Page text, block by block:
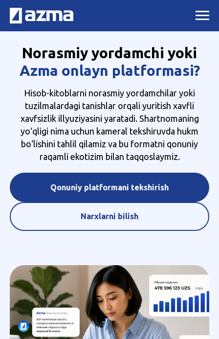
Norasmiy yordamchi yoki
Azma onlayn platformasi?
Hisob-kitoblarni norasmiy yordamchilar yoki
tuzilmalardagi tanishlar orqali yuritish xavfli
xavfsizlik illyuziyasini yaratadi. Shartnomaning
yo‘qligi nima uchun kameral tekshiruvda hukm
bo‘lishini tahlil qilamiz va bu formatni qonuniy
raqamli ekotizim bilan taqqoslaymiz.
Qonuniy platformani tekshirish
Narxlarni bilish